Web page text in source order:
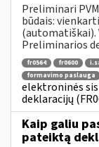
Preliminari
būdais:
(automatiškai).
Preliminarios
fr0564 fr0600
formavimo paslauga
elektroninės
deklaracijų
Kaip galiu
pateiktą